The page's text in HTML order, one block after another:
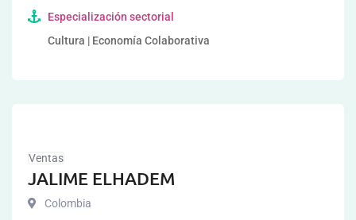
Especialización sectorial
Cultura | Economía Colaborativa
Ventas
JALIME ELHADEM
Colombia